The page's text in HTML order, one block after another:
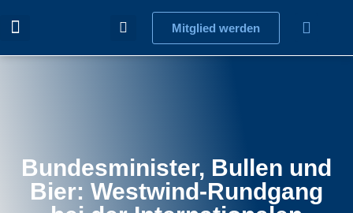
Mitglied werden
Bundesminister, Bullen und
Bier: Westwind-Rundgang